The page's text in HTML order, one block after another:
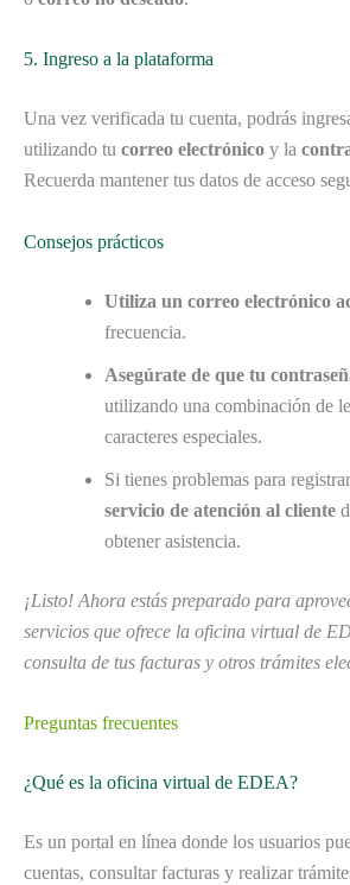
5. Ingreso a la plataforma
Una vez verificada tu cuenta, podrás
utilizando tu correo electrónico y la
Recuerda mantener tus datos de acceso
Consejos prácticos
Utiliza un correo electrónico
frecuencia.
Asegúrate de que tu
utilizando una combinación de
caracteres especiales.
Si tienes problemas para
servicio de atención al cliente
obtener asistencia.
¡Listo! Ahora estás preparado para
servicios que ofrece la oficina virtual de
consulta de tus facturas y otros trámites
Preguntas frecuentes
¿Qué es la oficina virtual de EDEA?
Es un portal en línea donde los usuarios
cuentas, consultar facturas y realizar